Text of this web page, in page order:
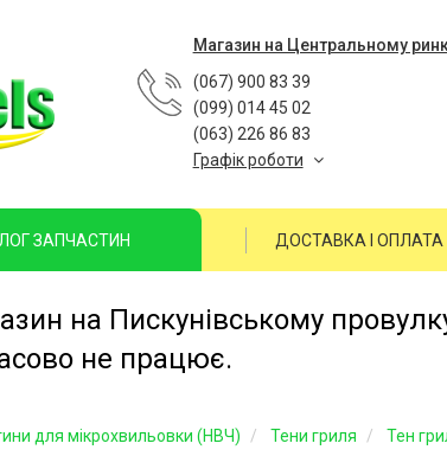
Магазин на Центральному
(067) 900 83 39
(099) 014 45 02
(063) 226 86 83
Графік роботи
ЗАПЧАСТИН ДОСТАВКА І ОПЛАТА
на Пискунівському
не працює.
для мікрохвильовки (НВЧ) Тени гриля Тен